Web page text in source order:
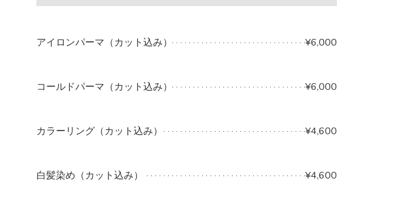
アイロンパーマ（カット込み） ¥6,000
コールドパーマ（カット込み） ¥6,000
カラーリング（カット込み） ¥4,600
白髪染め（カット込み） ¥4,600